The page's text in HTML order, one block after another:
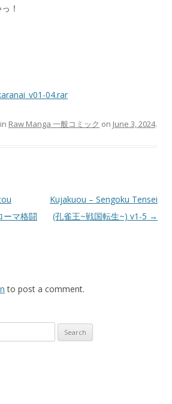
！
04.rar
Raw Manga 一般コミック on June 3, 2024.
ーマ格闘
Kujakuou – Sengoku Tensei
(孔雀王~戦国転生~) v1-5 →
to post a comment.